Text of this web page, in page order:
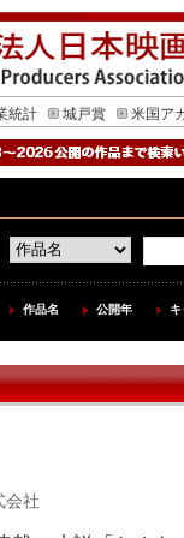
統計 城戸賞 米国ア
作品名 公開年
公開
社